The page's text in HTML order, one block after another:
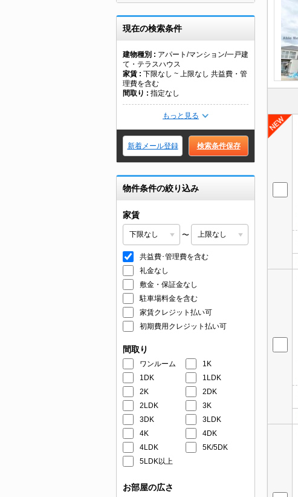
現在の検索条件
建物種別
アパート/マンション/一戸建
て・テラスハウス
家賃
下限なし ~ 上限なし 共益費・管
理費を含む
間取り
指定なし
もっと見る
新着メール登録 検索条件保存
物件条件の絞り込み
家賃
〜
共益費･管理費を含む
礼金なし
敷金・保証金なし
駐車場料金を含む
家賃クレジット払い可
初期費用クレジット払い可
間取り
ワンルーム
1K
1DK
1LDK
2K
2DK
2LDK
3K
3DK
3LDK
4K
4DK
4LDK
5K/5DK
5LDK以上
お部屋の広さ